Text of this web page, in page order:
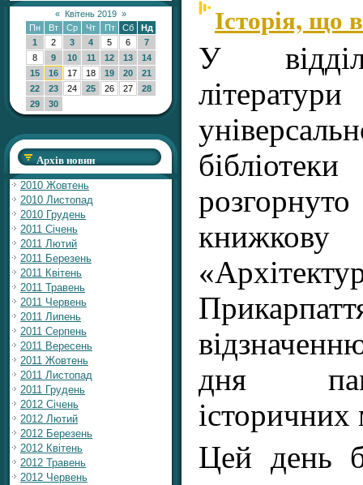
« Квітень 2019 »
Пн
Вт Ср Чт Пт Сб
Нд
1
2 3 4 5 6
7
8
9 10 11 12 13
14
15
16 17 18 19 20
21
22
23 24 25 26 27
28
29
30
Архів новин
2010 Жовтень
2010 Листопад
2010 Грудень
2011 Січень
2011 Лютий
2011 Березень
2011 Квітень
2011 Травень
2011 Червень
2011 Липень
2011 Серпень
2011 Вересень
2011 Жовтень
2011 Листопад
2011 Грудень
2012 Січень
2012 Лютий
2012 Березень
2012 Квітень
2012 Травень
2012 Червень
Історія, що
У
дня
історичних
Цей день